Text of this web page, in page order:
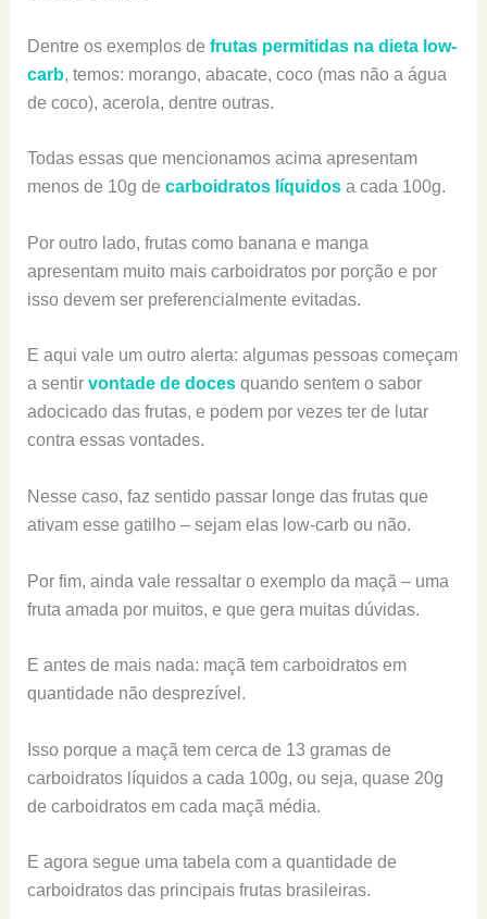
Dentre os exemplos de frutas permitidas na dieta low-
carb, temos: morango, abacate, coco (mas não a água
de coco), acerola, dentre outras.
Todas essas que mencionamos acima apresentam
menos de 10g de carboidratos líquidosa cada 100g.
Por outro lado, frutas como banana e manga
apresentam muito mais carboidratos por porção e por
isso devem ser preferencialmente evitadas.
E aqui vale um outro alerta: algumas pessoas começam
a sentir vontade de docesquando sentem o sabor
adocicado das frutas, e podem por vezes ter de lutar
contra essas vontades.
Nesse caso, faz sentido passar longe das frutas que
ativam esse gatilho – sejam elas low-carb ou não.
Por fim, ainda vale ressaltar o exemplo da maçã – uma
fruta amada por muitos, e que gera muitas dúvidas.
E antes de mais nada: maçã tem carboidratos em
quantidade não desprezível.
Isso porque a maçã tem cerca de 13 gramas de
carboidratos líquidos a cada 100g, ou seja, quase 20g
de carboidratos em cada maçã média.
E agora segue uma tabela com a quantidade de
carboidratos das principais frutas brasileiras.